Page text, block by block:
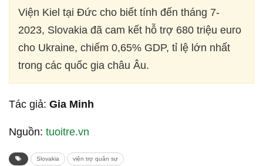
Viện Kiel tại Đức cho biết tính đến tháng 7-
2023, Slovakia đã cam kết hỗ trợ 680 triệu euro
cho Ukraine, chiếm 0,65% GDP, tỉ lệ lớn nhất
trong các quốc gia châu Âu.
Tác giả: Gia Minh
Nguồn: tuoitre.vn
Slovakia viện trợ quân sự